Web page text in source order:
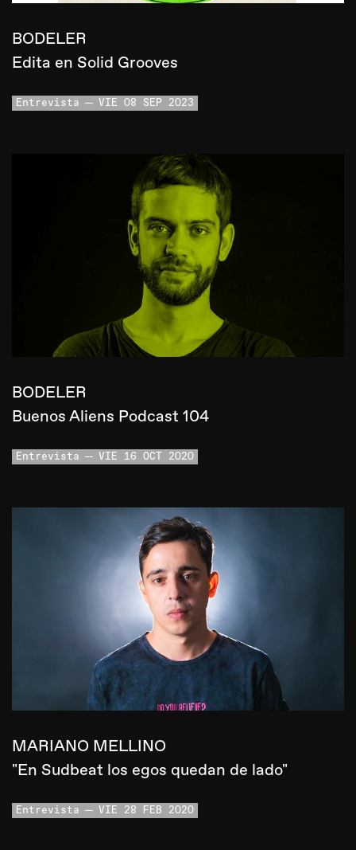
BODELER
Edita en Solid Grooves
Entrevista VIE 08 SEP 2023
BODELER
Buenos Aliens Podcast 104
Entrevista VIE 16 OCT 2020
MARIANO MELLINO
"En Sudbeat los egos quedan de lado"
Entrevista VIE 28 FEB 2020